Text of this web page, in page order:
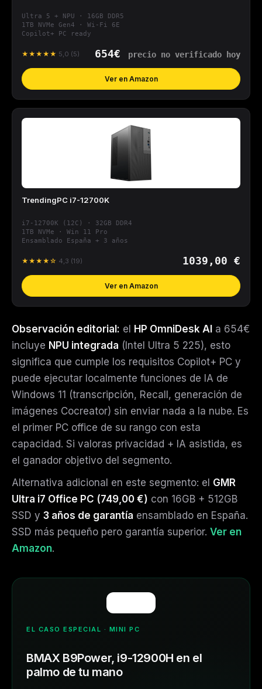
Ultra 5 + NPU · 16GB DDR5
1TB NVMe Gen4 · Wi-Fi 6E
Copilot+ PC ready
★★★★★ 5,0 (5) 654€
Ver en Amazon
TrendingPC i7-12700K
i7-12700K (12C) · 32GB DDR4
1TB NVMe · Win 11 Pro
Ensamblado España + 3 años
★★★★☆ 4,3 (19) 1039,00 €
Ver en Amazon
Observación editorial: el HP OmniDesk AI a 654€
incluye NPU integrada (Intel Ultra 5 225), esto
significa que cumple los requisitos Copilot+ PC y
puede ejecutar localmente funciones de IA de
Windows 11 (transcripción, Recall, generación de
imágenes Cocreator) sin enviar nada a la nube. Es
el primer PC office de su rango con esta
capacidad. Si valoras privacidad + IA asistida, es
el ganador objetivo del segmento.
Alternativa adicional en este segmento: el GMR
Ultra i7 Office PC (749,00 €) con 16GB + 512GB
SSD y 3 años de garantía ensamblado en España.
SSD más pequeño pero garantía superior. Ver en
Amazon.
EL CASO ESPECIAL · MINI PC
BMAX B9Power, i9-12900H en el
palmo de tu mano